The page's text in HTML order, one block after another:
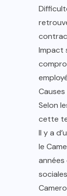
Impact
Causes
Selon
cette
Il y a
le